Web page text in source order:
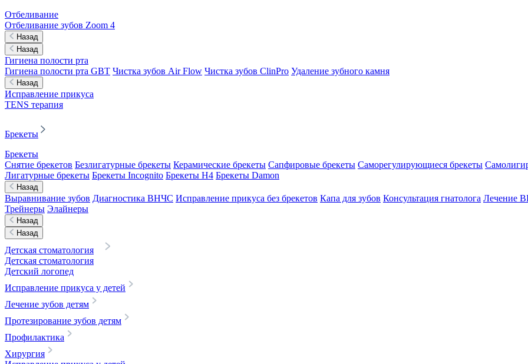
Отбеливание
Отбеливание зубов Zoom 4
Назад
Назад
Гигиена полости рта
Гигиена полости рта GBT Чистка зубов Air Flow Чистка зубов ClinPro Удаление зубного камня
Назад
Исправление прикуса
TENS терапия
Брекеты
Брекеты
Снятие брекетов Безлигатурные брекеты Керамические брекеты Сапфировые брекеты Саморегулирующиеся брекеты
Лигатурные брекеты Брекеты Incognito Брекеты H4 Брекеты Damon
Назад
Выравнивание зубов Диагностика ВНЧС Исправление прикуса без брекетов Капа для зубов Консультация гнатолога Лечение
Трейнеры Элайнеры
Назад
Назад
Детская стоматология
Детская стоматология
Детский логопед
Исправление прикуса у детей
Лечение зубов детям
Протезирование зубов детям
Профилактика
Хирургия